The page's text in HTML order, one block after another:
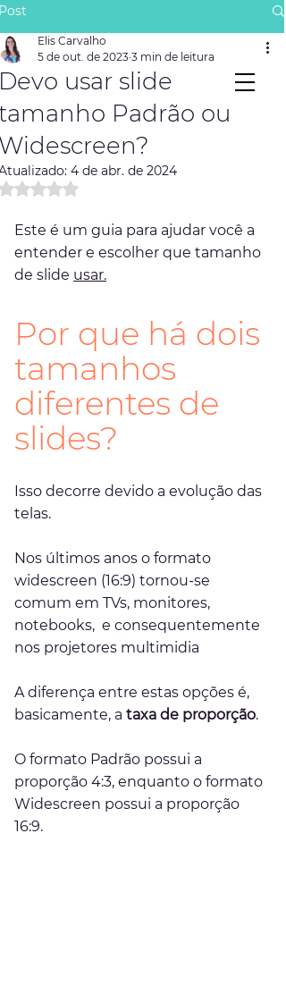
Contato
usar slide
Padrão ou
Elis Carvalho
5 de out. de 2023 3 min de leitura
4 de abr. de 2024
Avaliado com NaN de 5 estrelas.
Este é um guia para ajudar você a
entender e escolher que tamanho
de slide usar.
Por que há dois
tamanhos
diferentes de
slides?
Isso decorre devido a evolução das
telas.
Nos últimos anos o formato
widescreen (16:9) tornou-se
comum em TVs, monitores,
notebooks,  e consequentemente
nos projetores multimidia
A diferença entre estas opções é,
basicamente, a taxa de proporção.
O formato Padrão possui a
proporção 4:3, enquanto o formato
Widescreen possui a proporção
16:9.